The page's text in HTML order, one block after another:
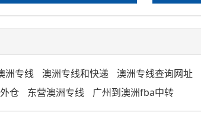
洲专线 澳洲专线和快递 澳洲专线查询网址
仓 东营澳洲专线 广州到澳洲fba中转